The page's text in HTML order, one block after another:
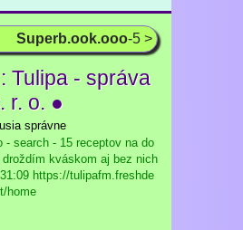
Superb.ook.ooo-5 >
Tulipa - správa
r. o. ●
správne
- search - 15 receptov na do
kváskom aj bez nich
https://tulipafm.freshde
home